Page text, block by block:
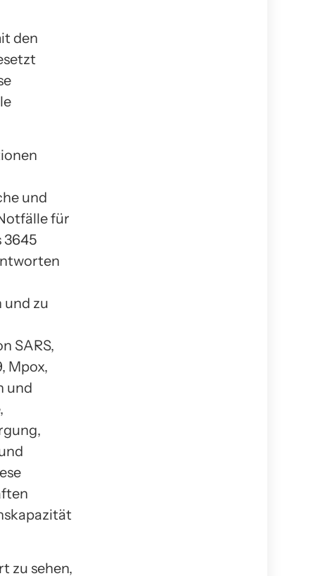
den
und
für
3645
und zu
SARS,
Mpox,
und
zu sehen,